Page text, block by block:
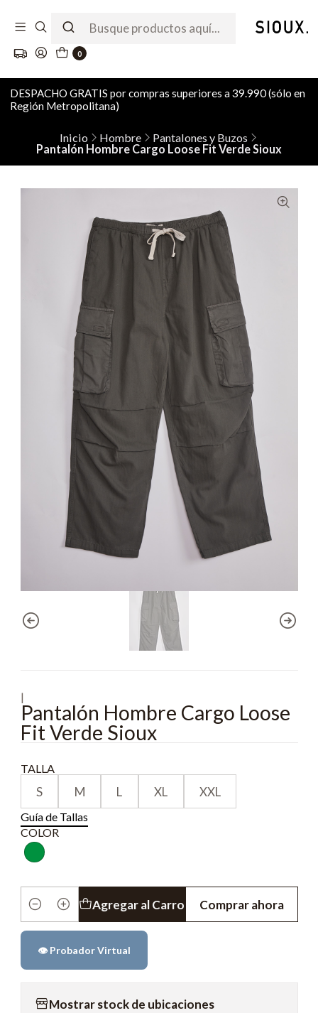
0
DESPACHO GRATIS por compras superiores a 39.990 (sólo en
Región Metropolitana)
Inicio Hombre
Pantalones y Buzos
Pantalón Hombre Cargo Loose Fit Verde Sioux
|
Pantalón Hombre Cargo Loose
Fit Verde Sioux
TALLA
S M L XL XXL
Guía de Tallas
COLOR
Cantidad
Agregar al Carro Comprar ahora
👁️ Probador Virtual
Mostrar stock de ubicaciones